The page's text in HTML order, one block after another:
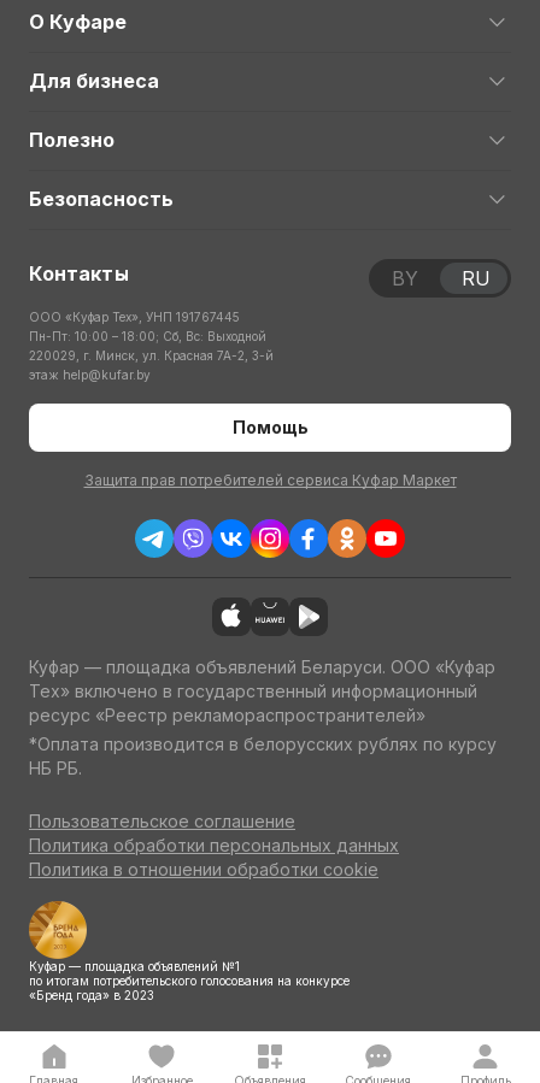
О Куфаре
Для бизнеса
Полезно
Безопасность
Контакты
ООО «Куфар Тех», УНП 191767445
Пн-Пт: 10:00 – 18:00; Сб, Вс: Выходной
220029, г. Минск, ул. Красная 7А-2, 3-й
этаж help@kufar.by
Помощь
Защита прав потребителей сервиса Куфар Маркет
BY RU
Куфар — площадка объявлений Беларуси. ООО «Куфар
Тех» включено в государственный информационный
ресурс «Реестр рекламораспространителей»
*Оплата производится в белорусских рублях по курсу
НБ РБ.
Пользовательское соглашение
Политика обработки персональных данных
Политика в отношении обработки cookie
Куфар — площадка объявлений №1
по итогам потребительского голосования на конкурсе
«Бренд года» в 2023